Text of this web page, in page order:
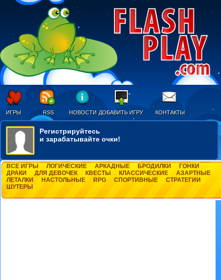
ИГРЫ RSS НОВОСТИ ДОБАВИТЬ ИГРУ КОНТАКТЫ
Регистрируйтесь
и зарабатывайте очки!
ВСЕ ИГРЫ ЛОГИЧЕСКИЕ АРКАДНЫЕ БРОДИЛКИ
ГОНКИ
ДРАКИ
ДЛЯ ДЕВОЧЕК КВЕСТЫ КЛАССИЧЕСКИЕ
АЗАРТНЫЕ
ЛЕТАЛКИ
НАСТОЛЬНЫЕ RPG СПОРТИВНЫЕ
СТРАТЕГИИ
ШУТЕРЫ